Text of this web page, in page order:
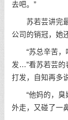
去吧。”
苏若芸讲完最
公司的销冠，她
“苏总辛苦，
发…”看苏若芸的
打发，自知再多
“他妈的，臭
外走，又碰了一